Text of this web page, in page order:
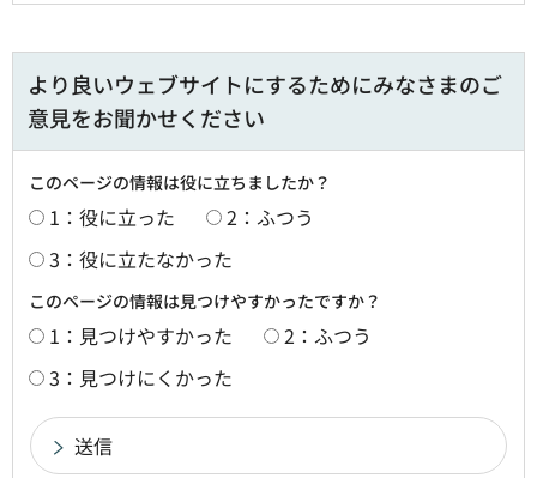
より良いウェブサイトにするためにみなさまのご
意見をお聞かせください
このページの情報は役に立ちましたか？
1：役に立った
2：ふつう
3：役に立たなかった
このページの情報は見つけやすかったですか？
1：見つけやすかった
2：ふつう
3：見つけにくかった